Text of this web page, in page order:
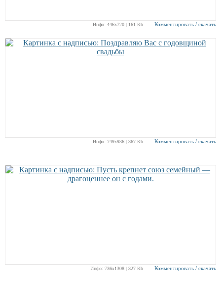
Инфо: 446х720 | 161 Kb Комментировать / скачать
Инфо: 749х936 | 367 Kb Комментировать / скачать
Инфо: 736х1308 | 327 Kb Комментировать / скачать